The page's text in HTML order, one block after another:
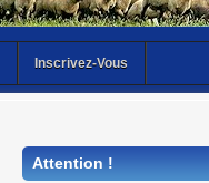
Inscrivez-Vous
Attention !